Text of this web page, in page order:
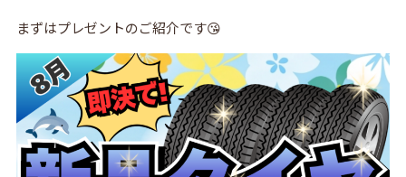
まずはプレゼントのご紹介です😘